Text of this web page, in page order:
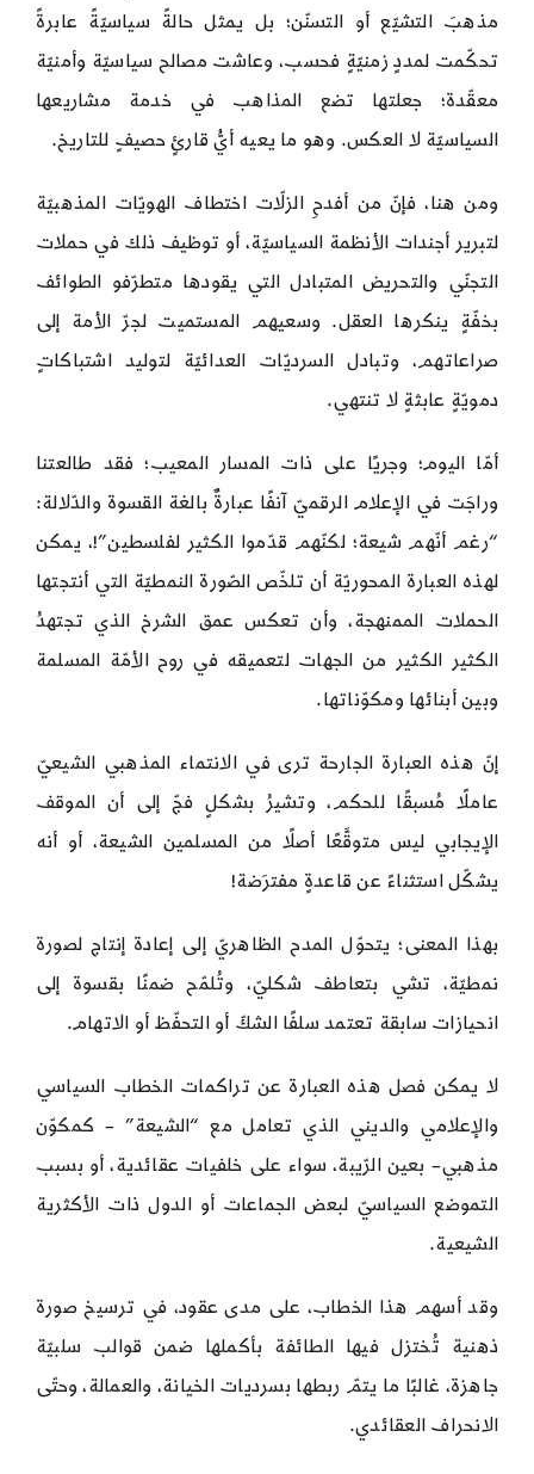
مذهبَ التشيّع أو التسنّن؛ بل يمثل حالةً سياسيّةً عابرةً
تحكّمت لمددٍ زمنيّةٍ فحسب، وعاشت مصالح سياسيّة وأمنيّة
معقّدة؛ جعلتها تضع المذاهب في خدمة مشاريعها
السياسيّة لا العكس. وهو ما يعيه أيُّ قارئٍ حصيفٍ للتاريخ.
ومن هنا، فإنّ من أفدحِ الزلّات اختطاف الهويّات المذهبيّة
لتبرير أجندات الأنظمة السياسيّة، أو توظيف ذلك في حملات
التجنّي والتحريض المتبادل التي يقودها متطرّفو الطوائف
بخفّةٍ ينكرها العقل. وسعيهم المستميت لجرّ الأمة إلى
صراعاتهم، وتبادل السرديّات العدائيّة لتوليد اشتباكاتٍ
دمويّةٍ عابثةٍ لا تنتهي.
أمّا اليوم؛ وجريًا على ذات المسار المعيب؛ فقد طالعتنا
وراجَت في الإعلام الرقميّ آنفًا عبارةٌ بالغة القسوة والدّلالة:
“رغم أنّهم شيعة؛ لكنّهم قدّموا الكثير لفلسطين”!، يمكن
لهذه العبارة المحوريّة أن تلخّص الصّورة النمطيّة التي أنتجتها
الحملات الممنهجة، وأن تعكس عمق الشرخ الذي تجتهدُ
الكثير الكثير من الجهات لتعميقه في روح الأمّة المسلمة
وبين أبنائها ومكوّناتها.
إنّ هذه العبارة الجارحة ترى في الانتماء المذهبي الشيعيّ
عاملًا مُسبقًا للحكم، وتشيرُ بشكلٍ فجّ إلى أن الموقف
الإيجابي ليس متوقَّعًا أصلًا من المسلمين الشيعة، أو أنه
يشكّل استثناءً عن قاعدةٍ مفترَضة!
بهذا المعنى؛ يتحوّل المدح الظاهريّ إلى إعادة إنتاج لصورة
نمطيّة، تشي بتعاطف شكليّ، وتُلمّح ضمنًا بقسوة إلى
انحيازات سابقة تعتمد سلفًا الشكّ أو التحفّظ أو الاتهام.
لا يمكن فصل هذه العبارة عن تراكمات الخطاب السياسي
والإعلامي والديني الذي تعامل مع “الشيعة” – كمكوّن
مذهبي– بعين الرّيبة، سواء على خلفيات عقائدية، أو بسبب
التموضع السياسيّ لبعض الجماعات أو الدول ذات الأكثرية
الشيعية.
وقد أسهم هذا الخطاب، على مدى عقود، في ترسيخ صورة
ذهنية تُختزل فيها الطائفة بأكملها ضمن قوالب سلبيّة
جاهزة، غالبًا ما يتمّ ربطها بسرديات الخيانة، والعمالة، وحتّى
الانحراف العقائدي.